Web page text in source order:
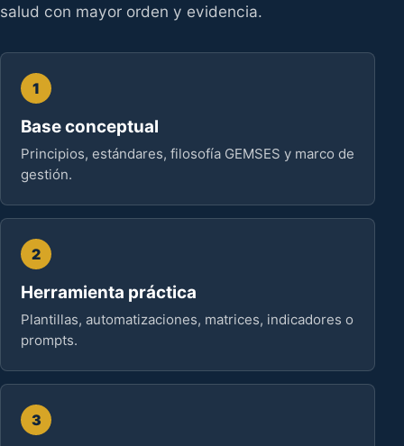
salud con mayor orden y evidencia.
1
Base conceptual
Principios, estándares, filosofía GEMSES y marco de
gestión.
2
Herramienta práctica
Plantillas, automatizaciones, matrices, indicadores o
prompts.
3